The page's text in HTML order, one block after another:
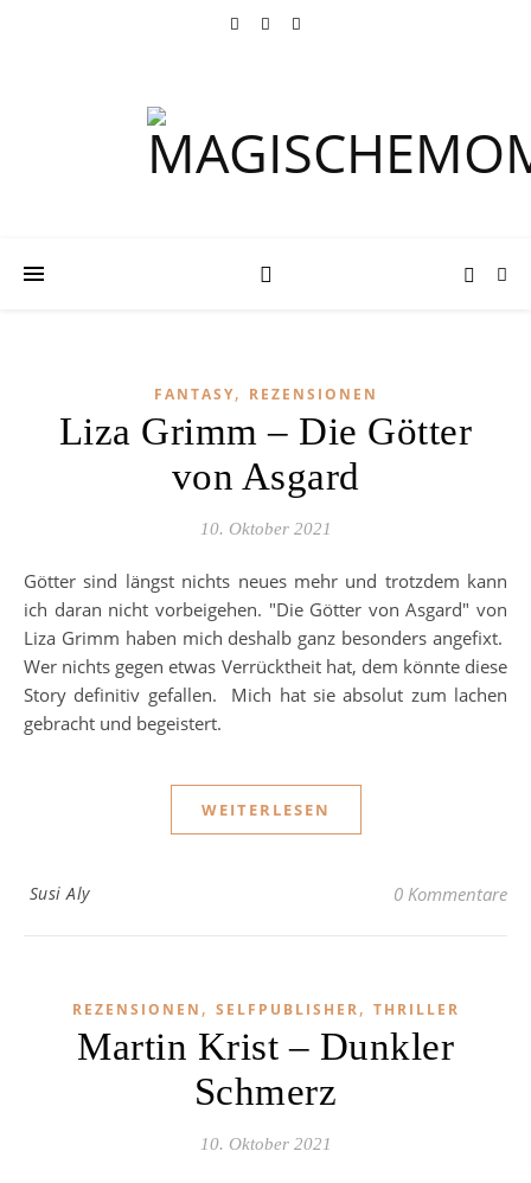
FANTASY, REZENSIONEN
Liza Grimm – Die Götter
von Asgard
10. Oktober 2021
Götter sind längst nichts neues mehr und trotzdem kann
ich daran nicht vorbeigehen. "Die Götter von Asgard" von
Liza Grimm haben mich deshalb ganz besonders angefixt.
Wer nichts gegen etwas Verrücktheit hat, dem könnte diese
Story definitiv gefallen. Mich hat sie absolut zum lachen
gebracht und begeistert.
WEITERLESEN
Susi Aly 0 Kommentare
REZENSIONEN , SELFPUBLISHER, THRILLER
Martin Krist – Dunkler
Schmerz
10. Oktober 2021